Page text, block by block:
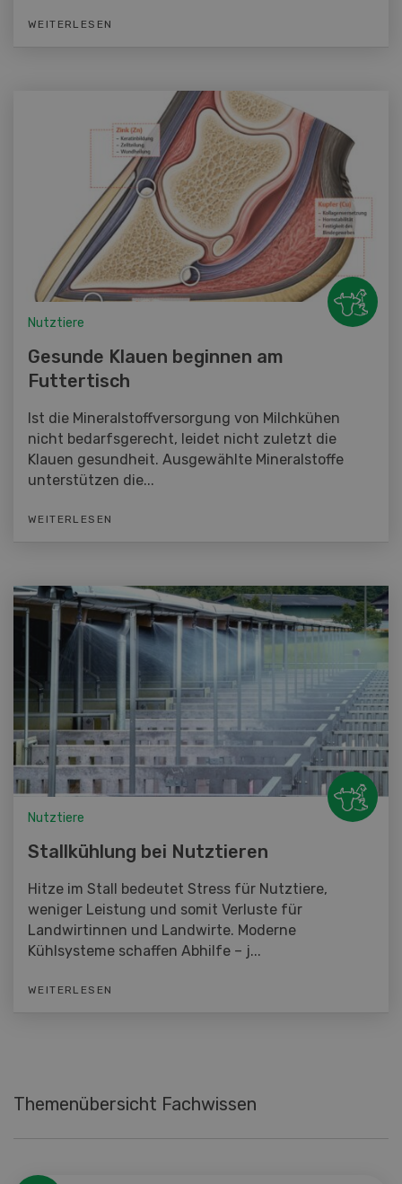
WEITERLESEN
Nutztiere
Gesunde Klauen beginnen am
Futtertisch
Ist die Mineralstoffversorgung von Milchkühen
nicht bedarfsgerecht, leidet nicht zuletzt die
Klauen gesundheit. Ausgewählte Mineralstoffe
unterstützen die...
WEITERLESEN
Nutztiere
Stallkühlung bei Nutztieren
Hitze im Stall bedeutet Stress für Nutztiere,
weniger Leistung und somit Verluste für
Landwirtinnen und Landwirte. Moderne
Kühlsysteme schaffen Abhilfe – j...
WEITERLESEN
Themenübersicht Fachwissen